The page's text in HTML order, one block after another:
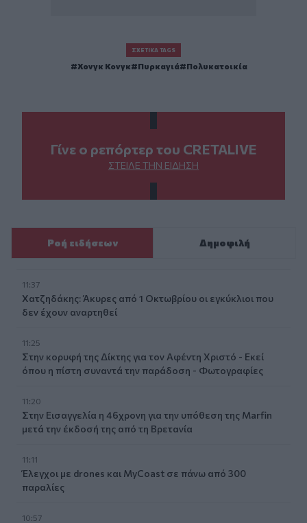
ΣΧΕΤΙΚΆ TAGS
Χονγκ Κονγκ Πυρκαγιά Πολυκατοικία
Γίνε ο ρεπόρτερ του CRETALIVE
ΣΤΕΊΛΕ ΤΗΝ ΕΊΔΗΣΗ
Ροή ειδήσεων Δημοφιλή
11:37
Χατζηδάκης: Άκυρες από 1 Οκτωβρίου οι εγκύκλιοι που
δεν έχουν αναρτηθεί
11:25
Στην κορυφή της Δίκτης για τον Αφέντη Χριστό - Εκεί
όπου η πίστη συναντά την παράδοση - Φωτογραφίες
11:20
Στην Εισαγγελία η 46χρονη για την υπόθεση της Marfin
μετά την έκδοσή της από τη Βρετανία
11:11
Έλεγχοι με drones και MyCoast σε πάνω από 300
παραλίες
10:57